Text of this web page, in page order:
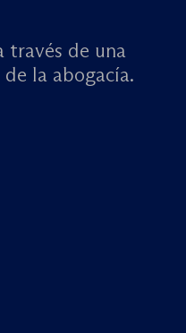
través de una
la abogacía.